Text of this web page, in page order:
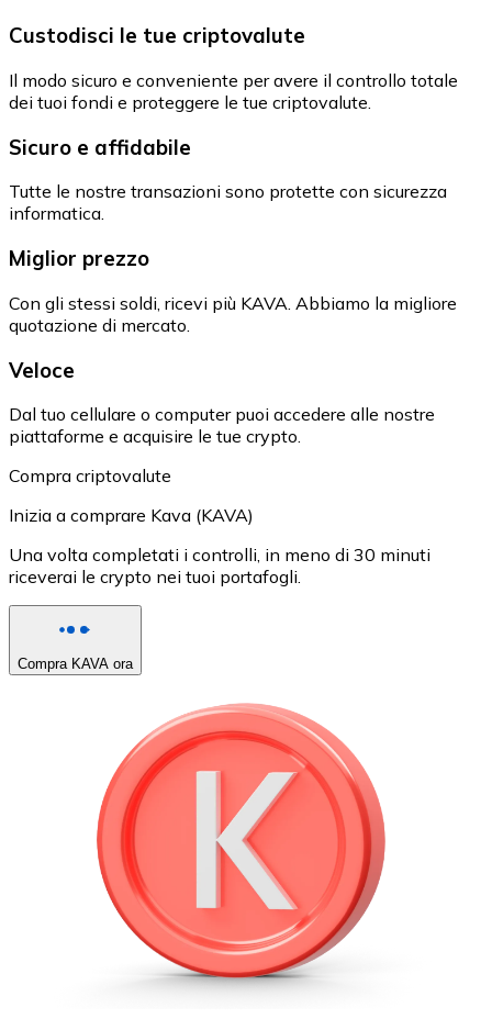
Custodisci le tue criptovalute
Il modo sicuro e conveniente per avere il controllo totale
dei tuoi fondi e proteggere le tue criptovalute.
Sicuro e affidabile
Tutte le nostre transazioni sono protette con sicurezza
informatica.
Miglior prezzo
Con gli stessi soldi, ricevi più KAVA. Abbiamo la migliore
quotazione di mercato.
Veloce
Dal tuo cellulare o computer puoi accedere alle nostre
piattaforme e acquisire le tue crypto.
Compra criptovalute
Inizia a comprare Kava (KAVA)
Una volta completati i controlli, in meno di 30 minuti
riceverai le crypto nei tuoi portafogli.
Compra KAVA ora